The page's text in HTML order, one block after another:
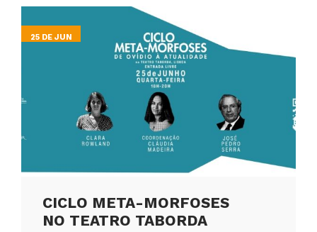
25 DE JUN
CICLO META-MORFOSES
NO TEATRO TABORDA